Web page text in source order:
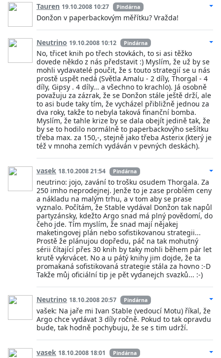
Tauren 19.10.2008 10:27 Pindárna
Donžon v paperbackovým měřítku? Vražda!
Neutrino 19.10.2008 10:12 Pindárna
No, třicet knih po třech stovkách, to si asi těžko
dovede někdo z nás představit :) Myslím, že už by se
mohli vydavatelé poučit, že s touto strategií se u nás
prostě uspět nedá (Světla Amalu - 2 díly, Thorgal - 4
díly, Gipsy . 4 díly... a všechno to krachlo). Já osobně
považuju za zázrak, že se Donžon stále ještě drží, ale
to asi bude taky tím, že vycházel přibližně jednou za
dva roky, takže to nebyla taková finanční bomba.
Myslím, že tahle krize by se dala obejít jedině tak, že
by se to hodilo normálně to paperbackovýho sešítku
třeba max. za 150,-, stejně jako třeba Asterix (který je
též v mnoha zemích vydáván v pevných deskách).
vasek 18.10.2008 21:54 Pindárna
neutrino: jojo, zavání to trošku osudem Thorgala. Za
250 imho neprodejnej. Jenže to je zase problém ceny
a nákladu na malým trhu, a v tom aby se prase
vyznalo. Počítám, že Stable vydával Donžon tak napůl
partyzánsky, kdežto Argo snad má plný povědomí, do
čeho jde. Tím myslím, že snad mají nějakej
maketingovej plán nebo sofistikovanou strategii...
Prostě že plánujou dopředu, páč na tak mohutný
sérii čítající přes 30 knih by taky mohli během pár let
krutě vykrvácet. No a u pátý knihy jim dojde, že ta
promakaná sofistikovaná strategie stála za hovno :-D
Takže můj oficiální tip je pět vydanejch svazků... :-)
Neutrino 18.10.2008 20:57 Pindárna
vašek: Na jaře mi Ivan Stable (vedoucí Motu) říkal, že
Argo chce vydávat 3 díly ročně. Pokud to tak opravdu
bude, tak hodně pochybuju, že se s tim udrží.
vasek 18.10.2008 18:01 Pindárna